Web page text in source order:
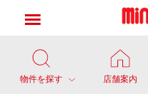
物件を探す 店舗案内